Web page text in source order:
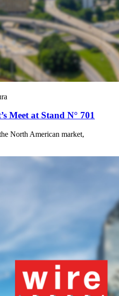
Meet at Stand N° 701
North American market,